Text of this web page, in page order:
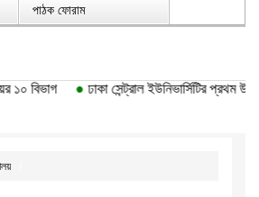
পাঠক ফোরাম
১০ বিভাগ ঢাকা সেন্ট্রাল ইউনিভার্সিটির প্রথম